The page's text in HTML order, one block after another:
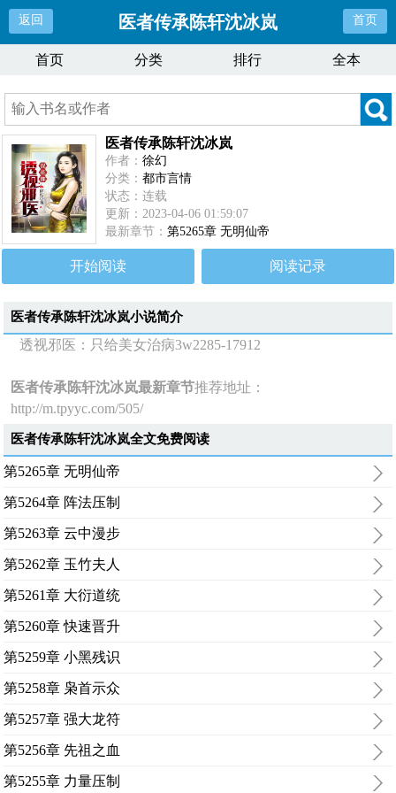
返回 医者传承陈轩沈冰岚 首页
首页 分类 排行 全本
医者传承陈轩沈冰岚
作者：徐幻
分类：都市言情
状态：连载
更新：2023-04-06 01:59:07
最新章节：第5265章 无明仙帝
开始阅读 阅读记录
医者传承陈轩沈冰岚小说简介
透视邪医：只给美女治病3w2285-17912
医者传承陈轩沈冰岚最新章节推荐地址：
http://m.tpyyc.com/505/
医者传承陈轩沈冰岚全文免费阅读
第5265章 无明仙帝
第5264章 阵法压制
第5263章 云中漫步
第5262章 玉竹夫人
第5261章 大衍道统
第5260章 快速晋升
第5259章 小黑残识
第5258章 枭首示众
第5257章 强大龙符
第5256章 先祖之血
第5255章 力量压制